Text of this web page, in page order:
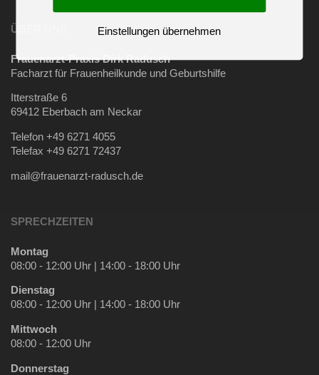
ÜBER UNS
Frauenarzt-Praxis Dirk Radusch
Facharzt für Frauenheilkunde und Geburtshilfe
Itterstraße 6
69412 Eberbach am Neckar
Telefon +49 6271 4055
Telefax +49 6271 72437
mail@frauenarzt-radusch.de
SPRECHZEITEN
Montag
08:00 - 12:00 Uhr | 14:00 - 18:00 Uhr
Dienstag
08:00 - 12:00 Uhr | 14:00 - 18:00 Uhr
Mittwoch
08:00 - 12:00 Uhr
Donnerstag
Einstellungen übernehmen